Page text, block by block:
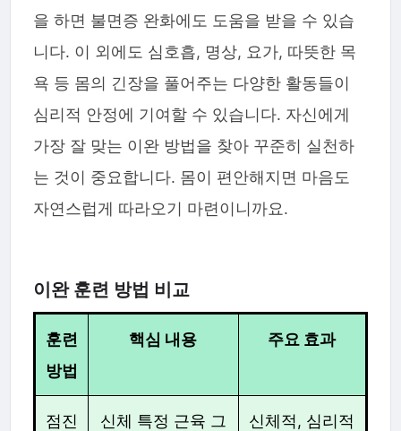
을 하면 불면증 완화에도 도움을 받을 수 있습
니다. 이 외에도 심호흡, 명상, 요가, 따뜻한 목
욕 등 몸의 긴장을 풀어주는 다양한 활동들이
심리적 안정에 기여할 수 있습니다. 자신에게
가장 잘 맞는 이완 방법을 찾아 꾸준히 실천하
는 것이 중요합니다. 몸이 편안해지면 마음도
자연스럽게 따라오기 마련이니까요.
이완 훈련 방법 비교
훈련
방법
핵심 내용 주요 효과
점진
신체 특정 근육 그
신체적, 심리적